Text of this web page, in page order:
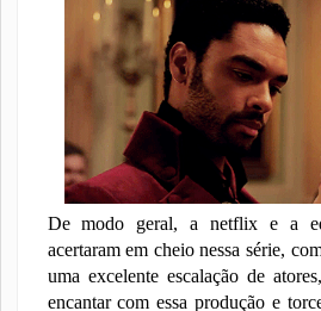
De modo geral, a netflix e a
acertaram em cheio nessa série,
uma excelente escalação de
encantar com essa produção e